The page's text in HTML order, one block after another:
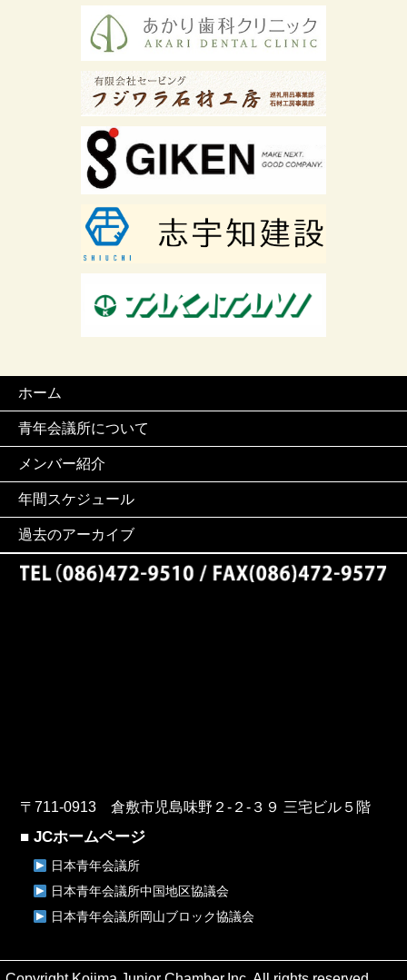
ホーム
青年会議所について
メンバー紹介
年間スケジュール
過去のアーカイブ
〒711-0913 倉敷市児島味野２-２-３９ 三宅ビル５階
■ JCホームページ
日本青年会議所
日本青年会議所中国地区協議会
日本青年会議所岡山ブロック協議会